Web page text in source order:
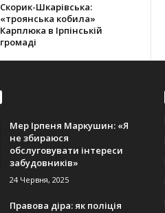
Скорик-Шкарівська:
«троянська кобила»
Карплюка в Ірпінській
громаді
Мер Ірпеня Маркушин: «Я
не збираюся
обслуговувати інтереси
забудовників»
24 Червня, 2025
Правова діра: як поліція